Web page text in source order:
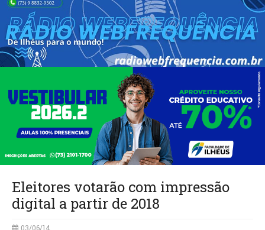
Eleitores votarão com impressão
digital a partir de 2018
03/06/14